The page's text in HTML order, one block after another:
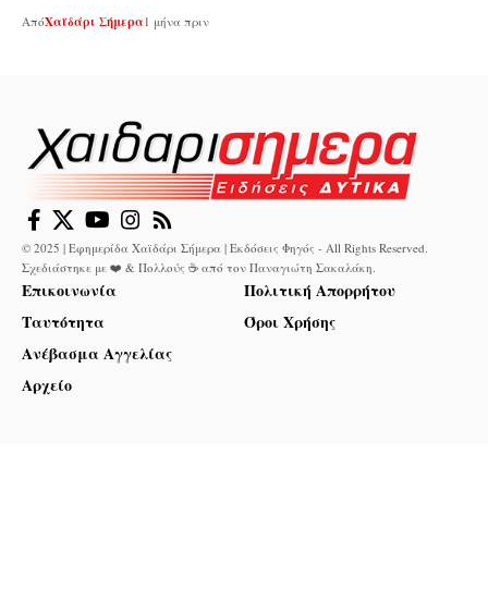
ΑπόΧαϊδάρι Σήμερα 1 μήνα πριν
© 2025 | Εφημερίδα Χαϊδάρι Σήμερα | Εκδόσεις Φηγός - All Rights Reserved.
Σχεδιάστηκε με ❤️ & Πολλούς ☕ από τον Παναγιώτη Σακαλάκη.
Επικοινωνία
Ταυτότητα
Ανέβασμα Αγγελίας
Αρχείο
Πολιτική Απορρήτου
Όροι Χρήσης